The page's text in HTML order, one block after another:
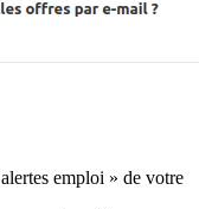
emploi » de votre